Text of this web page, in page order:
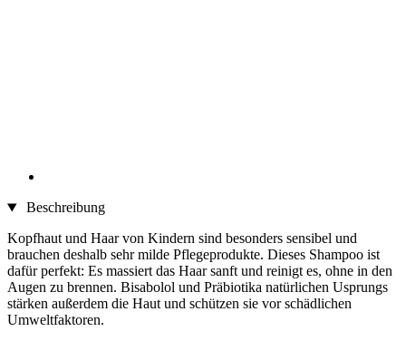
Beschreibung
Kopfhaut und Haar von Kindern sind besonders sensibel und
brauchen deshalb sehr milde Pflegeprodukte. Dieses Shampoo ist
dafür perfekt: Es massiert das Haar sanft und reinigt es, ohne in den
Augen zu brennen. Bisabolol und Präbiotika natürlichen Usprungs
stärken außerdem die Haut und schützen sie vor schädlichen
Umweltfaktoren.